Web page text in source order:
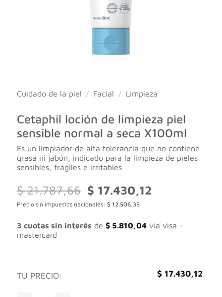
Cuidado de la piel / Facial / Limpieza
Cetaphil loción de limpieza piel
sensible normal a seca X100ml
Es un limpiador de alta tolerancia que no contiene
grasa ni jabón, indicado para la limpieza de pieles
sensibles, frágiles e irritables
$21.787,66
El
precio
original
$ 21.787,66.
$ 17.430,12
$ 17.430,12.
Precio sin impuestos nacionales: $ 12.506,35
3 cuotas sin interés de $5.810,04vía visa -
mastercard
TU PRECIO: $ 17.430,12